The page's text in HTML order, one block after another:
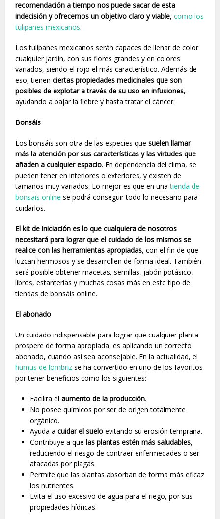
recomendación a tiempo nos puede sacar de esta
indecisión y ofrecernos un objetivo claro y viable,como los
tulipanes mexicanos.
Los tulipanes mexicanos serán capaces de llenar de color
cualquier jardín, con sus flores grandes y en colores
variados, siendo el rojo el más característico. Además de
eso, tienenciertas propiedades medicinales que son
posibles de explotar a través de su uso en infusiones,
ayudando a bajar la fiebre y hasta tratar el cáncer.
Bonsáis
Los bonsáis son otra de las especies quesuelen llamar
más la atención por sus características y las virtudes que
añaden a cualquier espacio. En dependencia del clima, se
pueden tener en interiores o exteriores, y existen de
tamaños muy variados. Lo mejor es que en unatienda de
bonsais online se podrá conseguir todo lo necesario para
cuidarlos.
El kit de iniciación es lo que cualquiera de nosotros
necesitará para lograr que el cuidado de los mismos se
realice con las herramientas apropiadas, con el fin de que
luzcan hermosos y se desarrollen de forma ideal. También
será posible obtener macetas, semillas, jabón potásico,
libros, estanterías y muchas cosas más en este tipo de
tiendas de bonsáis online.
El abonado
Un cuidado indispensable para lograr que cualquier planta
prospere de forma apropiada, es aplicando un correcto
abonado, cuando así sea aconsejable. En la actualidad, el
humus de lombriz se ha convertido en uno de los favoritos
por tener beneficios como los siguientes:
Facilita elaumento de la producción.
No posee químicos por ser de origen totalmente
orgánico.
Ayuda acuidar el suelo evitando su erosión temprana.
Contribuye a quelas plantas estén más saludables,
reduciendo el riesgo de contraer enfermedades o ser
atacadas por plagas.
Permite que las plantas absorban de forma más eficaz
los nutrientes.
Evita el uso excesivo de agua para el riego, por sus
propiedades hídricas.